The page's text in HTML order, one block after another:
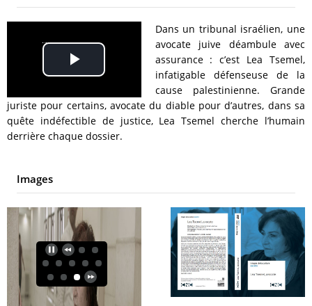
Play
Video
Dans un tribunal israélien, une
avocate juive déambule avec
assurance : c’est Lea Tsemel,
infatigable défenseuse de la
cause palestinienne. Grande
juriste pour certains, avocate du diable pour d’autres, dans sa
quête indéfectible de justice, Lea Tsemel cherche l’humain
derrière chaque dossier.
Images